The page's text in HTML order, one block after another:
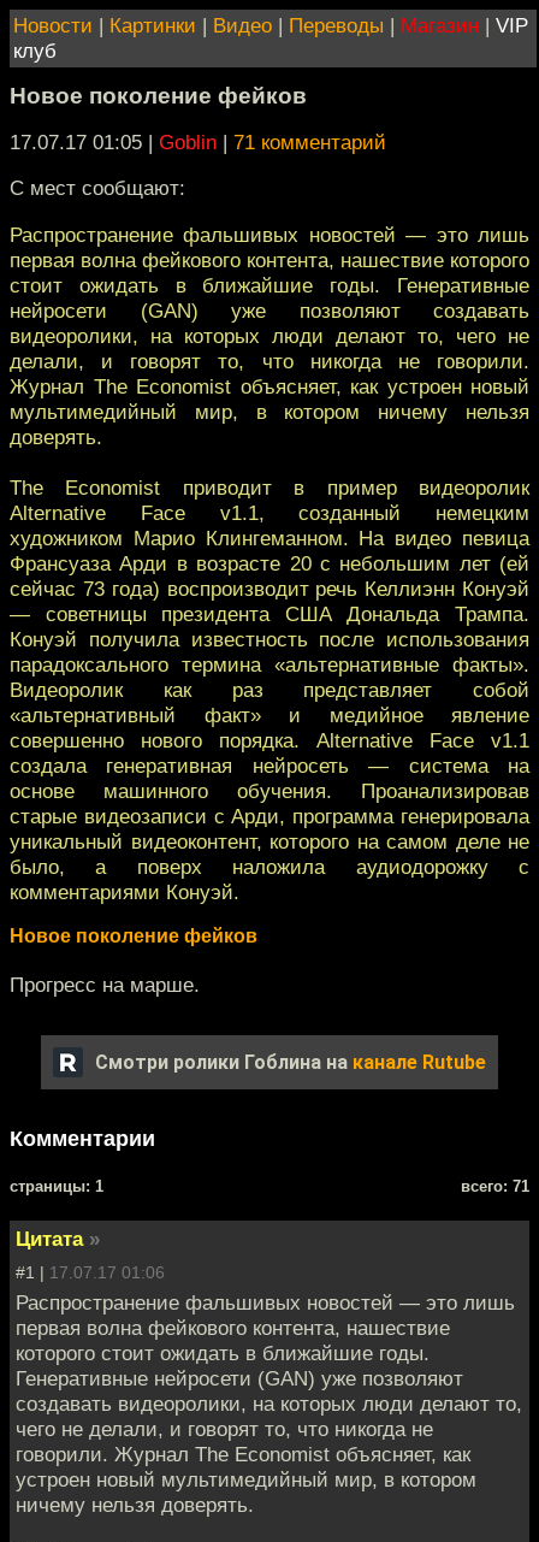
Новости | Картинки | Видео | Переводы | Магазин | VIP
клуб
Новое поколение фейков
17.07.17 01:05 | Goblin | 71 комментарий
С мест сообщают:
Распространение фальшивых новостей — это лишь
первая волна фейкового контента, нашествие которого
стоит ожидать в ближайшие годы. Генеративные
нейросети (GAN) уже позволяют создавать
видеоролики, на которых люди делают то, чего не
делали, и говорят то, что никогда не говорили.
Журнал The Economist объясняет, как устроен новый
мультимедийный мир, в котором ничему нельзя
доверять.
The Economist приводит в пример видеоролик
Alternative Face v1.1, созданный немецким
художником Марио Клингеманном. На видео певица
Франсуаза Арди в возрасте 20 с небольшим лет (ей
сейчас 73 года) воспроизводит речь Келлиэнн Конуэй
— советницы президента США Дональда Трампа.
Конуэй получила известность после использования
парадоксального термина «альтернативные факты».
Видеоролик как раз представляет собой
«альтернативный факт» и медийное явление
совершенно нового порядка. Alternative Face v1.1
создала генеративная нейросеть — система на
основе машинного обучения. Проанализировав
старые видеозаписи с Арди, программа генерировала
уникальный видеоконтент, которого на самом деле не
было, а поверх наложила аудиодорожку с
комментариями Конуэй.
Новое поколение фейков
Прогресс на марше.
Смотри ролики Гоблина на канале Rutube
Комментарии
cтраницы: 1 всего: 71
Цитата »
#1 | 17.07.17 01:06
Распространение фальшивых новостей — это лишь
первая волна фейкового контента, нашествие
которого стоит ожидать в ближайшие годы.
Генеративные нейросети (GAN) уже позволяют
создавать видеоролики, на которых люди делают то,
чего не делали, и говорят то, что никогда не
говорили. Журнал The Economist объясняет, как
устроен новый мультимедийный мир, в котором
ничему нельзя доверять.